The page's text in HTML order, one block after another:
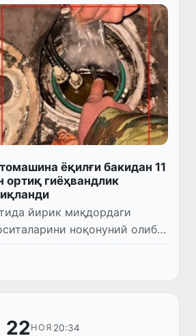
ёқилғи бакидан 11
ортиқ гиёҳвандлик
йирик миқдордаги
ноқонуний олиб
бартараф этилди.
22НОЯ 20:34